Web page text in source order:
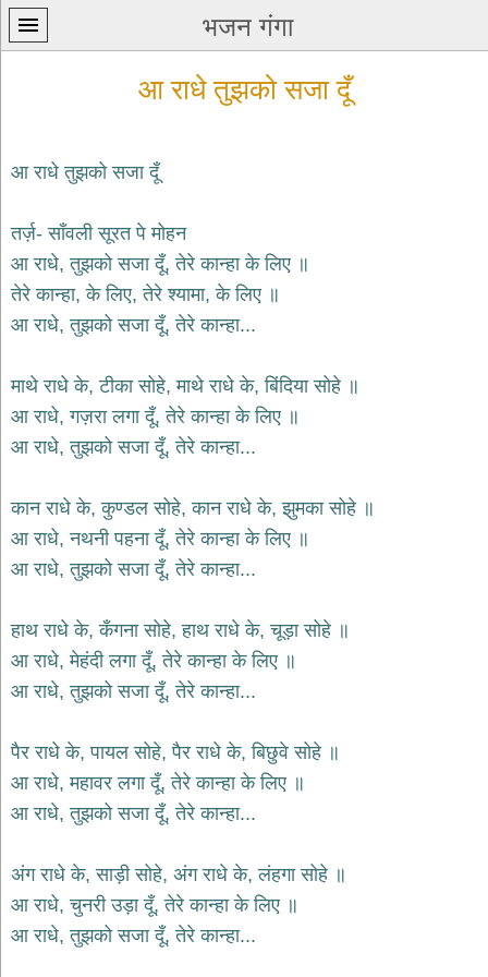
भजन गंगा
पन्ना
home
कृष्ण
भजन
krishna
शिव
भजन
bhajans
भजन
hanuman
bhajans
साईं
bhajans
जैन
भजन
भजन
durga
bhajans
गणेश
भजन
ganesh
bhajans
आ राधे तुझको सजा दूँ
आ राधे तुझको सजा दूँ
तर्ज़- साँवली सूरत पे मोहन
आ राधे, तुझको सजा दूँ, तेरे कान्हा के लिए ॥
तेरे कान्हा, के लिए, तेरे श्यामा, के लिए ॥
आ राधे, तुझको सजा दूँ, तेरे कान्हा...
माथे राधे के, टीका सोहे, माथे राधे के, बिंदिया सोहे ॥
आ राधे, गज़रा लगा दूँ, तेरे कान्हा के लिए ॥
आ राधे, तुझको सजा दूँ, तेरे कान्हा...
कान राधे के, कुण्डल सोहे, कान राधे के, झुमका सोहे ॥
आ राधे, नथनी पहना दूँ, तेरे कान्हा के लिए ॥
आ राधे, तुझको सजा दूँ, तेरे कान्हा...
हाथ राधे के, कँगना सोहे, हाथ राधे के, चूड़ा सोहे ॥
आ राधे, मेहंदी लगा दूँ, तेरे कान्हा के लिए ॥
आ राधे, तुझको सजा दूँ, तेरे कान्हा...
पैर राधे के, पायल सोहे, पैर राधे के, बिछुवे सोहे ॥
आ राधे, महावर लगा दूँ, तेरे कान्हा के लिए ॥
आ राधे, तुझको सजा दूँ, तेरे कान्हा...
अंग राधे के, साड़ी सोहे, अंग राधे के, लंहगा सोहे ॥
आ राधे, चुनरी उड़ा दूँ, तेरे कान्हा के लिए ॥
आ राधे, तुझको सजा दूँ, तेरे कान्हा...